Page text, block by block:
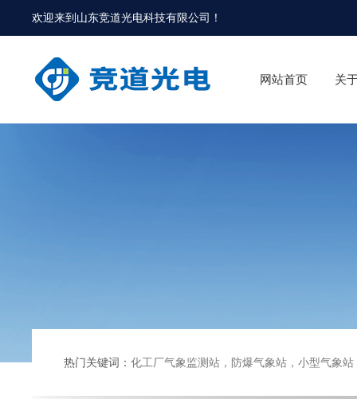
欢迎来到 山东竞道光电科技有限公司 ！
网站首页 关
热门关键词： 化工厂气象监测站，防爆气象站，小型气象站，化